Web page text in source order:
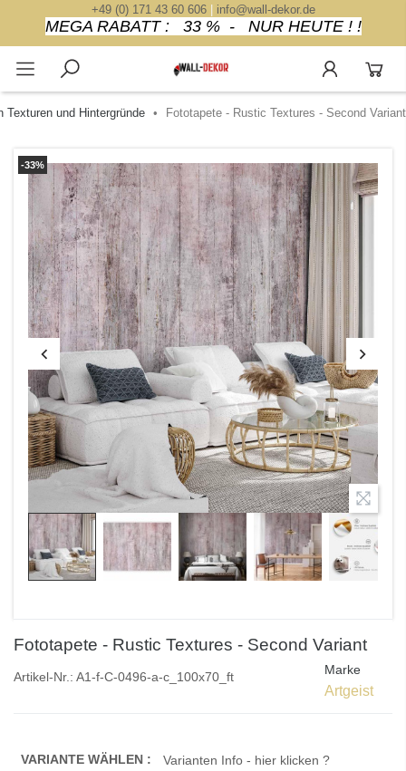
+49 (0) 171 43 60 606| info@wall-dekor.de
MEGA RABATT : 33 % - NUR HEUTE ! !
Texturen und Hintergründe Fototapete - Rustic Textures - Second Variant
-33%
Fototapete - Rustic Textures - Second Variant
Artikel-Nr.: A1-f-C-0496-a-c_100x70_ft Marke
Artgeist
VARIANTE WÄHLEN : Varianten Info - hier klicken ?